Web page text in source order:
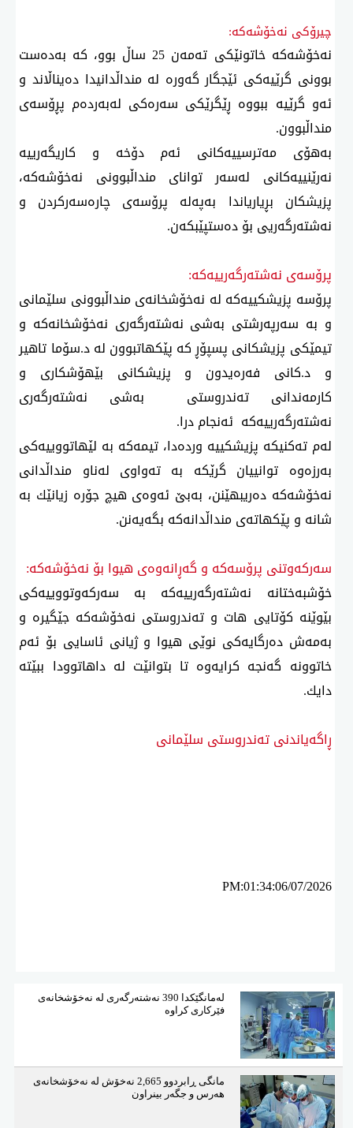
چیرۆكی نەخۆشەكە:
نەخۆشەكە خاتونێكی تەمەن 25 ساڵ بوو، كە بەدەست
بوونی گرێیەكی ئێجگار گەورە لە منداڵدانیدا دەیناڵاند و
ئەو گرێیە ببووە ڕێگرێكی سەرەكی لەبەردەم پڕۆسەی
منداڵبوون.
بەهۆی مەترسییەكانی ئەم دۆخە و كاریگەرییە
نەرێنییەكانی لەسەر توانای منداڵبوونی نەخۆشەكە،
پزیشكان بڕیاریاندا بەپەلە پرۆسەی چارەسەركردن و
نەشتەرگەریی بۆ دەستپێبكەن.
پرۆسەی نەشتەرگەرییەكە:
پرۆسە پزیشكییەكە لە نەخۆشخانەی منداڵبوونی سلێمانی
و بە سەرپەرشتی بەشی نەشتەرگەری نەخۆشخانەكە و
تیمێكی پزیشكانی پسپۆڕ كە پێكهاتبوون لە د.سۆما تاهیر
و د.كانی فەرەیدون و پزیشكانی بێهۆشكاری و
كارمەندانی تەندروستی بەشی نەشتەرگەری
نەشتەرگەرییەكە ئەنجام درا.
لەم تەكنیكە پزیشكییە وردەدا، تیمەكە بە لێهاتووییەكی
بەرزەوە توانییان گرێكە بە تەواوی لەناو منداڵدانی
نەخۆشەكە دەریبهێنن، بەبێ ئەوەی هیچ جۆرە زیانێك بە
شانە و پێكهاتەی منداڵدانەكە بگەیەنن.
سەركەوتنی پرۆسەكە و گەڕانەوەی هیوا بۆ نەخۆشەكە:
خۆشبەختانە نەشتەرگەرییەكە بە سەركەوتووییەكی
بێوێنە كۆتایی هات و تەندروستی نەخۆشەكە جێگیرە و
بەمەش دەرگایەكی نوێی هیوا و ژیانی ئاسایی بۆ ئەم
خاتوونە گەنجە كرایەوە تا بتوانێت لە داهاتوودا ببێتە
دایك.
ڕاگەیاندنی تەندروستی سلێمانی
PM:01:34:06/07/2026
لەمانگێكدا 390 نەشتەرگەری لە نەخۆشخانەی
فێركاری كراوە
مانگی ڕابردوو 2,665 نەخۆش لە نەخۆشخانەی
هەرس و جگەر بینراون